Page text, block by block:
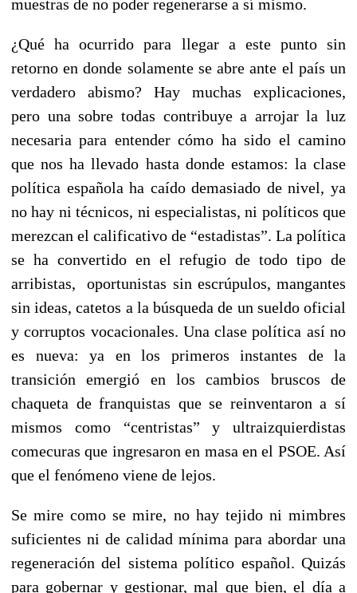
muestras de no poder regenerarse a sí mismo.
¿Qué ha ocurrido para llegar a este punto sin
retorno en donde solamente se abre ante el país un
verdadero abismo? Hay muchas explicaciones,
pero una sobre todas contribuye a arrojar la luz
necesaria para entender cómo ha sido el camino
que nos ha llevado hasta donde estamos: la clase
política española ha caído demasiado de nivel, ya
no hay ni técnicos, ni especialistas, ni políticos que
merezcan el calificativo de “estadistas”. La política
se ha convertido en el refugio de todo tipo de
arribistas, oportunistas sin escrúpulos, mangantes
sin ideas, catetos a la búsqueda de un sueldo oficial
y corruptos vocacionales. Una clase política así no
es nueva: ya en los primeros instantes de la
transición emergió en los cambios bruscos de
chaqueta de franquistas que se reinventaron a sí
mismos como “centristas” y ultraizquierdistas
comecuras que ingresaron en masa en el PSOE. Así
que el fenómeno viene de lejos.
Se mire como se mire, no hay tejido ni mimbres
suficientes ni de calidad mínima para abordar una
regeneración del sistema político español. Quizás
para gobernar y gestionar, mal que bien, el día a